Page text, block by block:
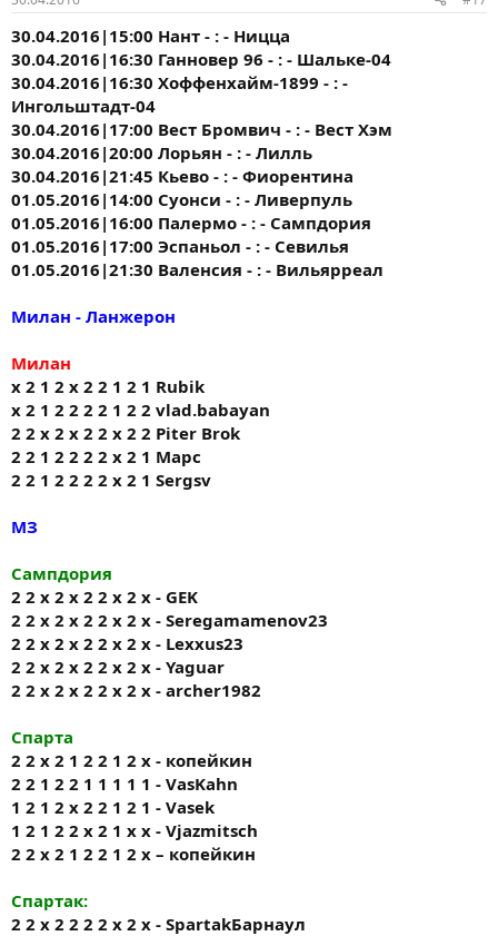
30.04.2016|15:00 Нант - : - Ницца
30.04.2016|16:30 Ганновер 96 - : - Шальке-04
30.04.2016|16:30 Хоффенхайм-1899 - : -
Ингольштадт-04
30.04.2016|17:00 Вест Бромвич - : - Вест Хэм
30.04.2016|20:00 Лорьян - : - Лилль
30.04.2016|21:45 Кьево - : - Фиорентина
01.05.2016|14:00 Суонси - : - Ливерпуль
01.05.2016|16:00 Палермо - : - Сампдория
01.05.2016|17:00 Эспаньол - : - Севилья
01.05.2016|21:30 Валенсия - : - Вильярреал
Милан - Ланжерон
Милан
х 2 1 2 х 2 2 1 2 1 Rubik
х 2 1 2 2 2 2 1 2 2 vlad.babayan
2 2 x 2 x 2 2 x 2 2 Piter Brok
2 2 1 2 2 2 2 х 2 1 Марс
2 2 1 2 2 2 2 х 2 1 Sergsv
МЗ
Сампдория
2 2 x 2 x 2 2 x 2 x - GEK
2 2 x 2 x 2 2 x 2 x - Seregamamenov23
2 2 x 2 x 2 2 x 2 x - Lexxus23
2 2 x 2 x 2 2 x 2 x - Yaguar
2 2 x 2 x 2 2 x 2 x - archer1982
Спарта
2 2 х 2 1 2 2 1 2 х - копейкин
2 2 1 2 2 1 1 1 1 1 - VasKahn
1 2 1 2 x 2 2 1 2 1 - Vasek
1 2 1 2 2 х 2 1 х х - Vjazmitsch
2 2 х 2 1 2 2 1 2 х – копейкин
Спартак:
2 2 х 2 2 2 2 х 2 х - SpartakБарнаул